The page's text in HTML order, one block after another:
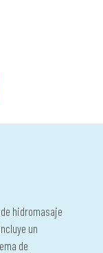
hidromasaje
un
de